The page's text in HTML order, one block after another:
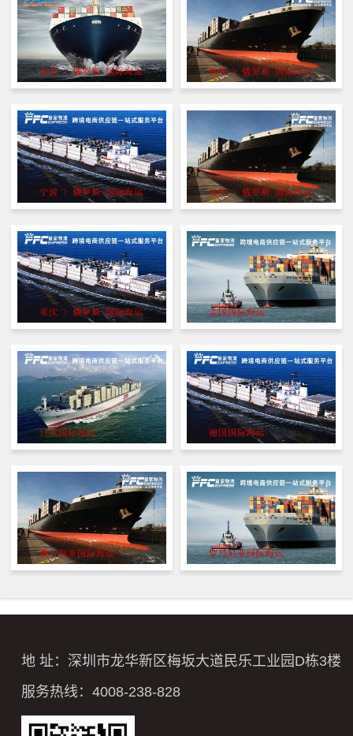
地 址：深圳市龙华新区梅坂大道民乐工业园D栋3楼
服务热线：4008-238-828